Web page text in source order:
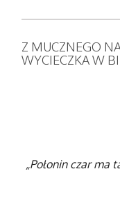
Z MUCZNEGO
WYCIECZKA W
„Połonin czar ma